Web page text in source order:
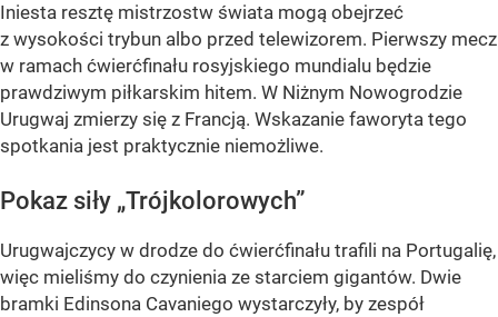
Iniesta resztę mistrzostw świata mogą obejrzeć
z wysokości trybun albo przed telewizorem. Pierwszy mecz
w ramach ćwierćfinału rosyjskiego mundialu będzie
prawdziwym piłkarskim hitem. W Niżnym Nowogrodzie
Urugwaj zmierzy się z Francją. Wskazanie faworyta tego
spotkania jest praktycznie niemożliwe.
Pokaz siły „Trójkolorowych”
Urugwajczycy w drodze do ćwierćfinału trafili na Portugalię,
więc mieliśmy do czynienia ze starciem gigantów. Dwie
bramki Edinsona Cavaniego wystarczyły, by zespół